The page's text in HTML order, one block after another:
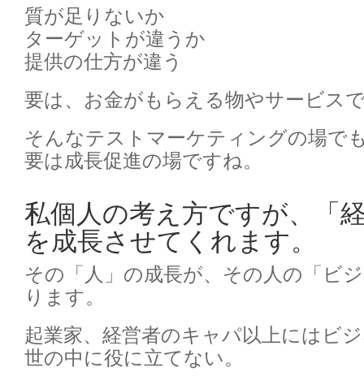
質が足りないか
ターゲットが違うか
提供の仕方が違う
要は、お金がもらえる物やサービス
そんなテストマーケティングの場で
要は成長促進の場ですね。
私個人の考え方ですが、「
を成長させてくれます。
その「人」の成長が、その人の「ビ
ります。
起業家、経営者のキャパ以上にはビ
世の中に役に立てない。